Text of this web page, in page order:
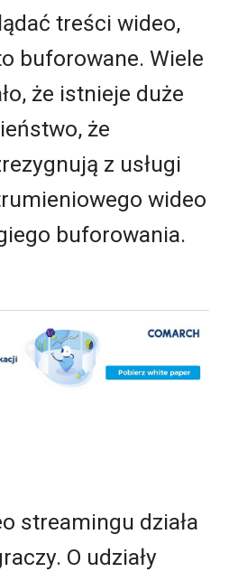
treści wideo,
buforowane. Wiele
że istnieje duże
że
z usługi
wideo
buforowania.
streamingu działa
O udziały